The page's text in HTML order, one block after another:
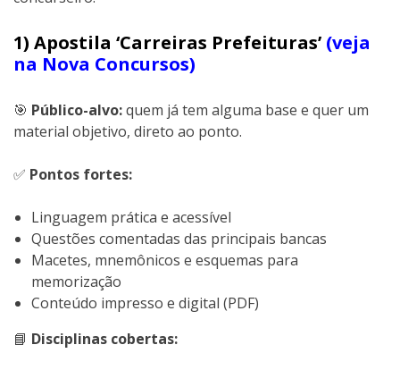
1) Apostila ‘Carreiras Prefeituras’ (veja
na Nova Concursos)
🎯 Público-alvo:quem já tem alguma base e quer um
material objetivo, direto ao ponto.
✅ Pontos fortes:
Linguagem prática e acessível
Questões comentadas das principais bancas
Macetes, mnemônicos e esquemas para
memorização
Conteúdo impresso e digital (PDF)
📘 Disciplinas cobertas: